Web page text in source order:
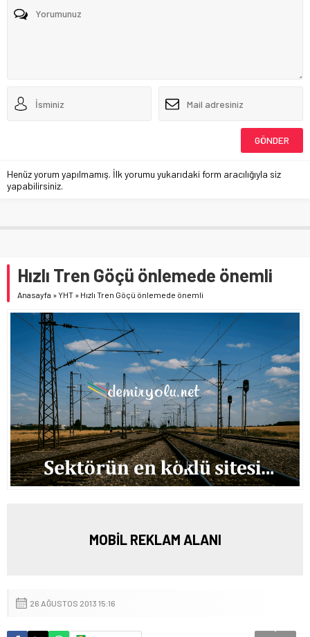
Henüz yorum yapılmamış. İlk yorumu yukarıdaki form aracılığıyla siz
yapabilirsiniz.
Hızlı Tren Göçü önlemede önemli
Anasayfa »YHT » Hızlı Tren Göçü önlemede önemli
MOBİL REKLAM ALANI
26 AĞUSTOS 2013 15:16